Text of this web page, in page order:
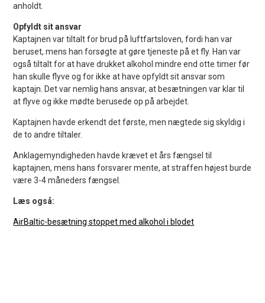
anholdt.
Opfyldt sit ansvar
Kaptajnen var tiltalt for brud på luftfartsloven, fordi han var
beruset, mens han forsøgte at gøre tjeneste på et fly. Han var
også tiltalt for at have drukket alkohol mindre end otte timer før
han skulle flyve og for ikke at have opfyldt sit ansvar som
kaptajn. Det var nemlig hans ansvar, at besætningen var klar til
at flyve og ikke mødte berusede op på arbejdet.
Kaptajnen havde erkendt det første, men nægtede sig skyldig i
de to andre tiltaler.
Anklagemyndigheden havde krævet et års fængsel til
kaptajnen, mens hans forsvarer mente, at straffen højest burde
være 3-4 måneders fængsel.
Læs også:
AirBaltic-besætning stoppet med alkohol i blodet